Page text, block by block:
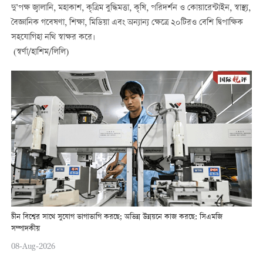
দু’পক্ষ জ্বালানি, মহাকাশ, কৃত্রিম বুদ্ধিমত্তা, কৃষি, পরিদর্শন ও কোয়ারেন্টাইন, স্বাস্থ্য,
বৈজ্ঞানিক গবেষণা, শিক্ষা, মিডিয়া এবং অন্যান্য ক্ষেত্রে ২০টিরও বেশি দ্বিপাক্ষিক
সহযোগিহা নথি স্বাক্ষর করে।
(স্বর্ণা/হাশিম/লিলি)
চীন বিশ্বের সাথে সুযোগ ভাগাভাগি করছে; অভিন্ন উন্নয়নে কাজ করছে: সিএমজি
সম্পাদকীয়
08-Aug-2026